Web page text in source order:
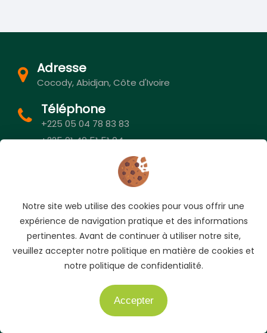
Adresse
Cocody, Abidjan, Côte d'Ivoire
Téléphone
+225 05 04 78 83 83
+225 01 40 51 51 04
AUTO.CI est le site pionnier et N°1 des petites annonces
Notre site web utilise des cookies pour vous offrir une
expérience de navigation pratique et des informations
pertinentes. Avant de continuer à utiliser notre site,
veuillez accepter notre politique en matière de cookies et
notre politique de confidentialité.
Accepter